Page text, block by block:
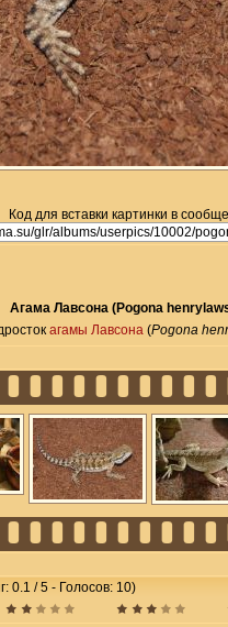
Код для вставки картинки в
Агама Лавсона (Pogona
агамы Лавсона (Pogona
0.1 / 5 - Голосов: 10)